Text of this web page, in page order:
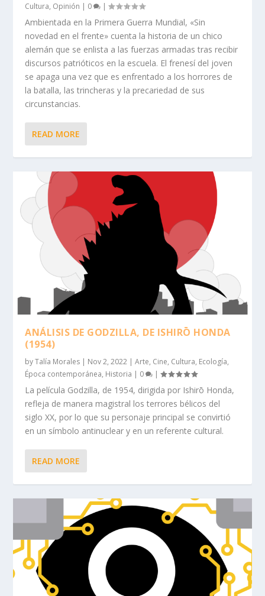
Cultura, Opinión | 0 |
Ambientada en la Primera Guerra Mundial, «Sin
novedad en el frente» cuenta la historia de un chico
alemán que se enlista a las fuerzas armadas tras recibir
discursos patrióticos en la escuela. El frenesí del joven
se apaga una vez que es enfrentado a los horrores de
la batalla, las trincheras y la precariedad de sus
circunstancias.
READ MORE
ANÁLISIS DE GODZILLA, DE ISHIRŌ HONDA
(1954)
byTalía Morales | Nov 2, 2022 |Arte, Cine, Cultura, Ecología,
Época contemporánea, Historia | 0 |
La película Godzilla, de 1954, dirigida por Ishirō Honda,
refleja de manera magistral los terrores bélicos del
siglo XX, por lo que su personaje principal se convirtió
en un símbolo antinuclear y en un referente cultural.
READ MORE